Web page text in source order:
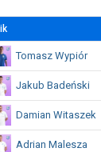
Tomasz Wypiór
Jakub Badeński
Damian Witaszek
Adrian Malesza